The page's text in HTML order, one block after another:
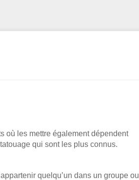
où les mettre également dépendent
qui sont les plus connus.
quelqu’un dans un groupe ou